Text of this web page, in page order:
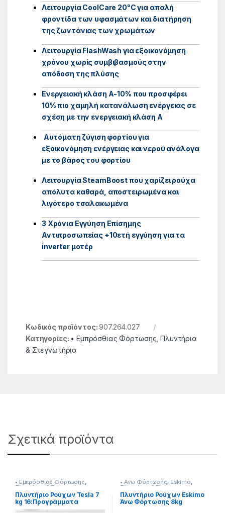
Λειτουργία CoolCare 20°C για απαλή
φροντίδα των υφασμάτων και διατήρηση
της ζωντάνιας των χρωμάτων
Λειτουργία FlashWash για εξοικονόμηση
χρόνου χωρίς συμβιβασμούς στην
απόδοση της πλύσης
Ενεργειακή κλάση Α-10% που προσφέρει
10% πιο χαμηλή κατανάλωση ενέργειας σε
σχέση με την ενεργειακή κλάση Α
Αυτόματη ζύγιση φορτίου για
εξοικονόμηση ενέργειας και νερού ανάλογα
με το βάρος του φορτίου
Λειτουργία SteamBoost που χαρίζει ρούχα
απόλυτα καθαρά, αποστειρωμένα και
λιγότερο τσαλακωμένα
3 Χρόνια Εγγύηση Επίσημης
Αντιπροσωπείας +10ετή εγγύηση για τα
inverter μοτέρ
Κωδικός προϊόντος:907.264.027
Κατηγορίες: • Εμπρόσθιας Φόρτωσης ,Πλυντήρια
& Στεγνωτήρια
Σχετικά προϊόντα
• Εμπρόσθιας Φόρτωσης,
Πλυντήρια & Στεγνωτήρια
Πλυντήριο Ρούχων Tesla 7
kg 16:Προγράμματα
907358009
• Ανω Φόρτωσης, Eskimo,
Πλυντήρια & Στεγνωτήρια
Πλυντήριο Ρούχων Eskimo
Άνω Φόρτωσης 8kg